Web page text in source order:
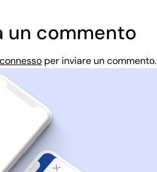
un commento
connesso per inviare un commento.